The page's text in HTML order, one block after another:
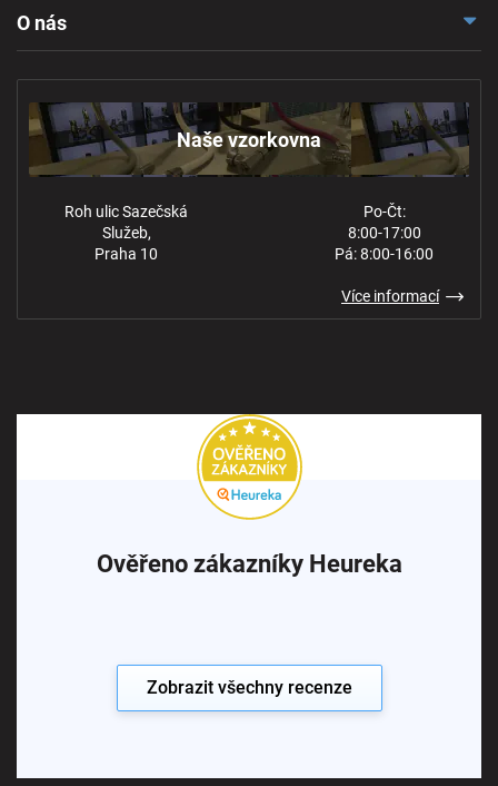
Ochrana osobních údajů
O nás
Naše vzorkovna
Roh ulic Sazečská
Služeb,
Praha 10
Po-Čt:
8:00-17:00
Pá: 8:00-16:00
Více informací
Ověřeno zákazníky Heureka
Zobrazit všechny recenze